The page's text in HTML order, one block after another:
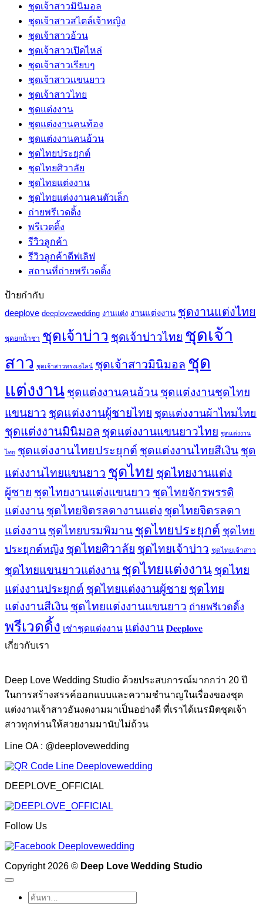
ชุดเจ้าสาวมินิมอล
ชุดเจ้าสาวสไตล์เจ้าหญิง
ชุดเจ้าสาวอ้วน
ชุดเจ้าสาวเปิดไหล่
ชุดเจ้าสาวเรียบๆ
ชุดเจ้าสาวเเขนยาว
ชุดเจ้าสาวไทย
ชุดแต่งงาน
ชุดแต่งงานคนท้อง
ชุดแต่งงานคนอ้วน
ชุดไทยประยุกต์
ชุดไทยศิวาลัย
ชุดไทยแต่งงาน
ชุดไทยแต่งงานคนตัวเล็ก
ถ่ายพรีเวดดิ้ง
พรีเวดดิ้ง
รีวิวลูกค้า
รีวิวลูกค้าดีฟเลิฟ
สถานที่ถ่ายพรีเวดดิ้ง
ป้ายกำกับ
deeplove deeplovewedding งานแต่ง งานแต่งงาน ชุดงานแต่งไทย
ชุดยกน้ำชา ชุดเจ้าบ่าว ชุดเจ้าบ่าวไทย ชุดเจ้า
สาว ชุดเจ้าสาวทรงเอไลน์ ชุดเจ้าสาวมินิมอล ชุด
แต่งงาน ชุดแต่งงานคนอ้วน ชุดแต่งงานชุดไทย
แขนยาว ชุดแต่งงานผู้ชายไทย ชุดแต่งงานผ้าไหมไทย
ชุดแต่งงานมินิมอล ชุดแต่งงานแขนยาวไทย ชุดแต่งงาน
ไทย ชุดแต่งงานไทยประยุกต์ ชุดแต่งงานไทยสีเงิน ชุด
แต่งงานไทยแขนยาว ชุดไทย ชุดไทยงานแต่ง
ผู้ชาย ชุดไทยงานแต่งแขนยาว ชุดไทยจักรพรรดิ
แต่งงาน ชุดไทยจิตรลดางานแต่ง ชุดไทยจิตรลดา
แต่งงาน ชุดไทยบรมพิมาน ชุดไทยประยุกต์ ชุดไทย
ประยุกต์หญิง ชุดไทยศิวาลัย ชุดไทยเจ้าบ่าว ชุดไทยเจ้าสาว
ชุดไทยแขนยาวแต่งงาน ชุดไทยแต่งงาน ชุดไทย
แต่งงานประยุกต์ ชุดไทยแต่งงานผู้ชาย ชุดไทย
แต่งงานสีเงิน ชุดไทยแต่งงานแขนยาว ถ่ายพรีเวดดิ้ง
พรีเวดดิ้ง เช่าชุดแต่งงาน แต่งงาน 𝐃𝐞𝐞𝐩𝐥𝐨𝐯𝐞
เกี่ยวกับเรา
Deep Love Wedding Studio ด้วยประสบการณ์มากกว่า 20 ปี
ในการสร้างสรรค์ออกแบบและความชำนาญในเรื่องของชุด
แต่งงานเจ้าสาวอันงดงามมาเป็นอย่างดี ที่เราได้เนรมิตชุดเจ้า
สาวทุกท่านให้สวยงามมานับไม่ถ้วน
Line OA : @deeplovewedding
DEEPLOVE_OFFICIAL
Follow Us
Copyright 2026 © Deep Love Wedding Studio
ค้นหา: